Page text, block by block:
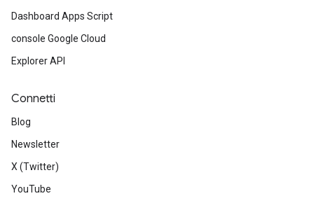
Dashboard Apps Script
console Google Cloud
Explorer API
Connetti
Blog
Newsletter
X (Twitter)
YouTube